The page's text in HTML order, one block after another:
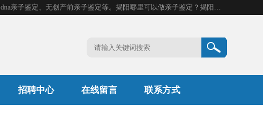
揭阳市康阳基因科技有限公司是一家揭阳亲子鉴定机构，主营业务：揭阳dna亲子鉴定、无创产前亲子鉴定等。揭阳哪里可以做亲子鉴定？揭阳亲子鉴定中心在哪里？地址：广东省 揭阳市榕城区东山街道 岐山大道创鸿万业广场南楼十楼。
招聘中心 在线留言 联系方式
定